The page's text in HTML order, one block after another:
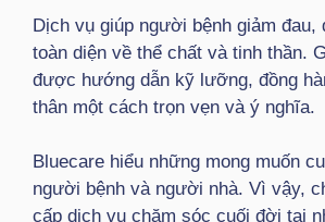
Dịch vụ giúp người bệnh giảm
toàn diện về thể chất và tinh thần.
được hướng dẫn kỹ lưỡng, đồng
thân một cách trọn vẹn và ý nghĩa.
Bluecare hiểu những mong muốn
người bệnh và người nhà. Vì vậy,
cấp dịch vụ chăm sóc cuối đời tại